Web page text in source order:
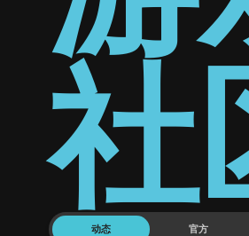
社
动态 官方